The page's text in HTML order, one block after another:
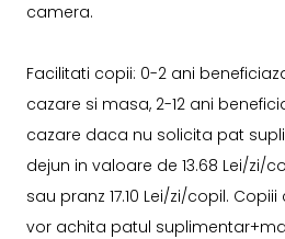
camera.
Facilitati copii: 0-2 ani
cazare si masa, 2-12 ani
cazare daca nu solicita pat
dejun in valoare de 13.68 Lei/zi/
sau pranz 17.10 Lei/zi/copil.
vor achita patul